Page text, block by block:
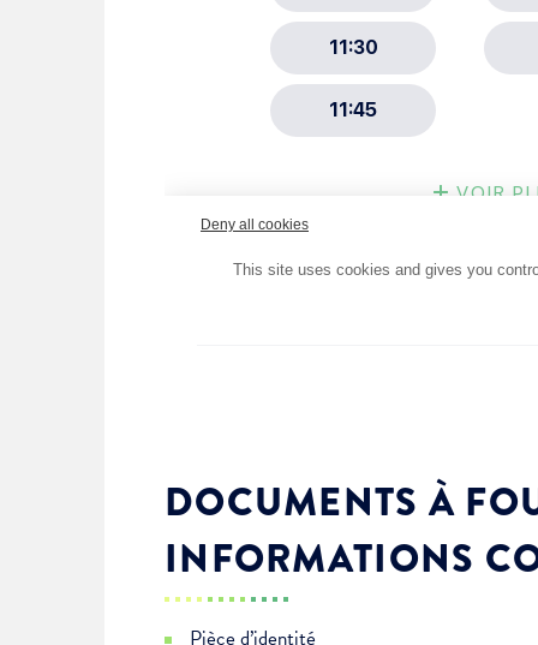
DOCUMENTS À
INFORMATIONS
Pièce d’identité
Alertes Mail
Newsletter Culture
Newsletter Sport et Vie